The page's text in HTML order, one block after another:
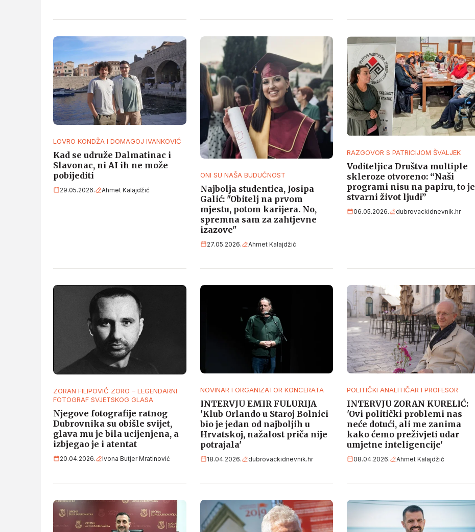
LOVRO KONDŽA I DOMAGOJ IVANKOVIĆ
Kad se udruže Dalmatinac i
Slavonac, ni AI ih ne može
pobijediti
29.05.2026. Ahmet Kalajdžić
ONI SU NAŠA BUDUĆNOST
Najbolja studentica, Josipa
Galić: "Obitelj na prvom
mjestu, potom karijera. No,
spremna sam za zahtjevne
izazove"
27.05.2026. Ahmet Kalajdžić
RAZGOVOR S PATRICIJOM ŠVALJEK
Voditeljica Društva multiple
skleroze otvoreno: “Naši
programi nisu na papiru, to je
stvarni život ljudi”
06.05.2026. dubrovackidnevnik.hr
ZORAN FILIPOVIĆ ZORO – LEGENDARNI
FOTOGRAF SVJETSKOG GLASA
Njegove fotografije ratnog
Dubrovnika su obišle svijet,
glava mu je bila ucijenjena, a
izbjegao je i atentat
20.04.2026. Ivona Butjer Mratinović
NOVINAR I ORGANIZATOR KONCERATA
INTERVJU EMIR FULURIJA
'Klub Orlando u Staroj Bolnici
bio je jedan od najboljih u
Hrvatskoj, nažalost priča nije
potrajala'
18.04.2026. dubrovackidnevnik.hr
POLITIČKI ANALITIČAR I PROFESOR
INTERVJU ZORAN KURELIĆ:
'Ovi politički problemi nas
neće dotući, ali me zanima
kako ćemo preživjeti udar
umjetne inteligencije'
08.04.2026. Ahmet Kalajdžić